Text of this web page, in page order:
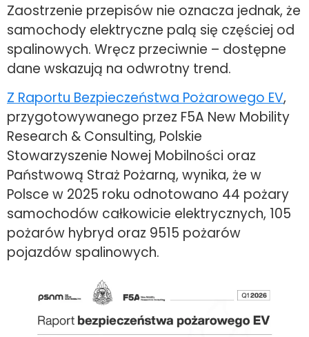
Zaostrzenie przepisów nie oznacza jednak, że
samochody elektryczne palą się częściej od
spalinowych. Wręcz przeciwnie – dostępne
dane wskazują na odwrotny trend.
Z Raportu Bezpieczeństwa Pożarowego EV,
przygotowywanego przez F5A New Mobility
Research & Consulting, Polskie
Stowarzyszenie Nowej Mobilności oraz
Państwową Straż Pożarną, wynika, że w
Polsce w 2025 roku odnotowano 44 pożary
samochodów całkowicie elektrycznych, 105
pożarów hybryd oraz 9515 pożarów
pojazdów spalinowych.